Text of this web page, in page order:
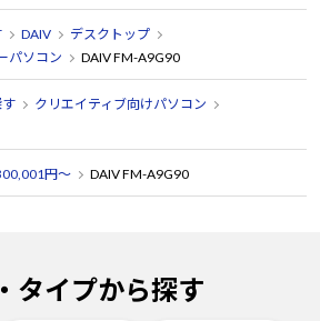
揃えることを考慮しても、その性能
す。
DAIV
デスクトップ
パソコン
DAIV FM-A9G90
クリエイティブ向けパソコン
円～ DAIV FM-A9G90
タイプから探す